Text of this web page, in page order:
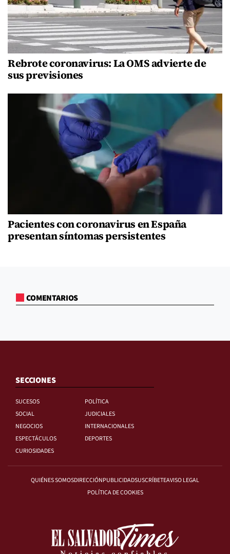
Rebrote coronavirus: La OMS advierte de
sus previsiones
Pacientes con coronavirus en España
presentan síntomas persistentes
COMENTARIOS
SECCIONES
SUCESOS
POLÍTICA
SOCIAL
JUDICIALES
NEGOCIOS
INTERNACIONALES
ESPECTÁCULOS
DEPORTES
CURIOSIDADES
QUIÉNES SOMOSDIRECCIÓNPUBLICIDADSUSCRÍBETEAVISO LEGAL
POLÍTICA DE COOKIES